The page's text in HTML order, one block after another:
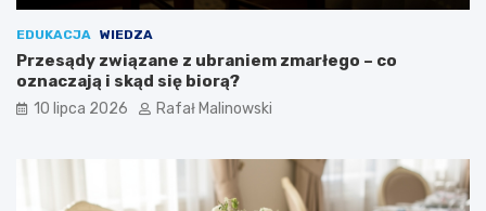
EDUKACJA WIEDZA
Przesądy związane z ubraniem zmarłego – co
oznaczają i skąd się biorą?
10 lipca 2026 Rafał Malinowski